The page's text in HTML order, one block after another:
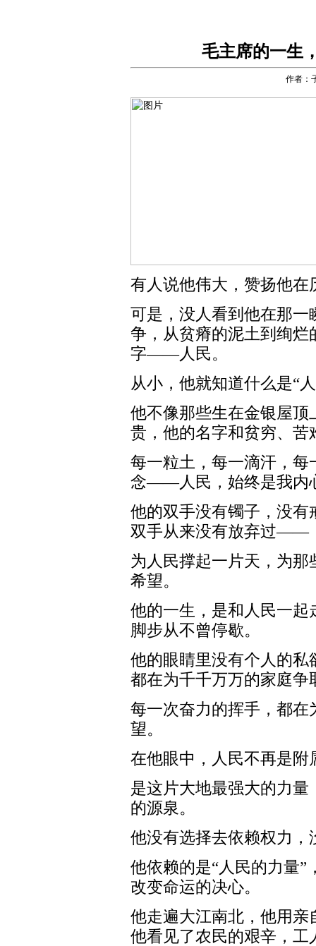
毛主席的一生
作者：
有人说他伟大，赞扬他
可是，没人看到他在那
争，从贫瘠的泥土到绚
字——人民。
从小，他就知道什么是“
他不像那些生在金银屋
贵，他的名字和贫穷、苦
每一粒土，每一滴汗，
念——人民，始终是我内
他的双手没有镯子，没
双手从来没有放弃过——
为人民撑起一片天，为
希望。
他的一生，是和人民一
脚步从不曾停歇。
他的眼睛里没有个人的
都在为千千万万的家庭争
每一次奋力的挥手，都
望。
在他眼中，人民不再是附
是这片大地最强大的力
的源泉。
他没有选择去依赖权力，
他依赖的是“人民的力量
改变命运的决心。
他走遍大江南北，他用
他看见了农民的艰辛，